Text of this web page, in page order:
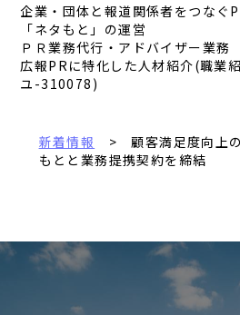
企業・団体と報道関係者をつなぐ
「ネタもと」の運営
ＰＲ業務代行・アドバイザー業務
広報PRに特化した人材紹介(職業
ユ-310078)
新着情報
> 顧客満足度向上の
もとと業務提携契約を締結